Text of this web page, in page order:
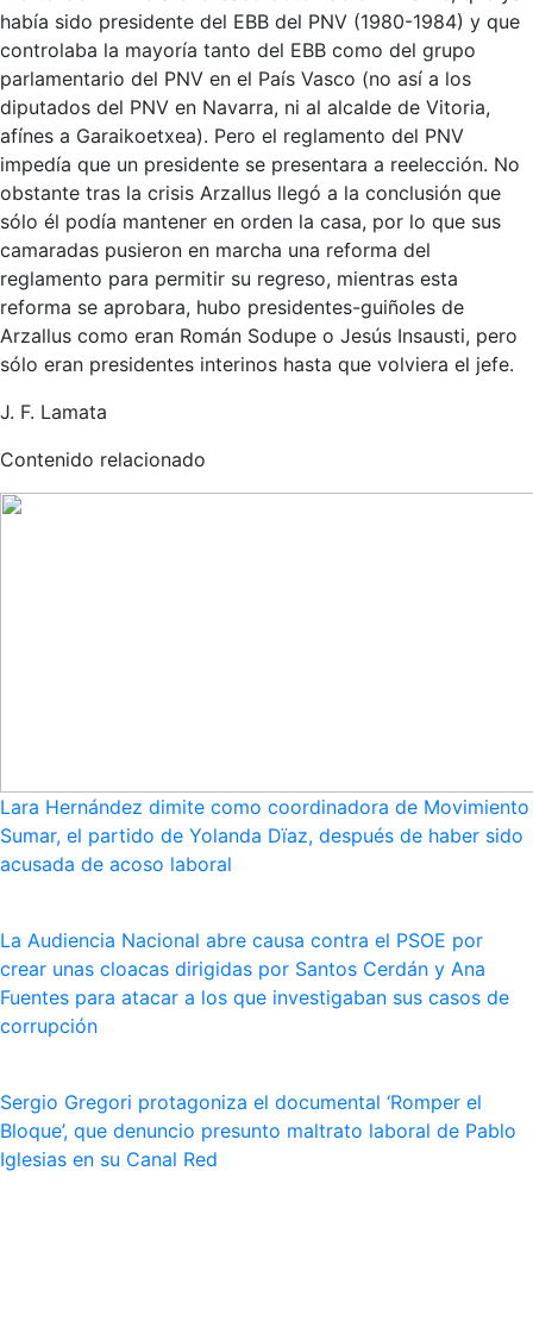
había sido presidente del EBB del PNV (1980-1984) y que
controlaba la mayoría tanto del EBB como del grupo
parlamentario del PNV en el País Vasco (no así a los
diputados del PNV en Navarra, ni al alcalde de Vitoria,
afínes a Garaikoetxea). Pero el reglamento del PNV
impedía que un presidente se presentara a reelección. No
obstante tras la crisis Arzallus llegó a la conclusión que
sólo él podía mantener en orden la casa, por lo que sus
camaradas pusieron en marcha una reforma del
reglamento para permitir su regreso, mientras esta
reforma se aprobara, hubo presidentes-guiñoles de
Arzallus como eran Román Sodupe o Jesús Insausti, pero
sólo eran presidentes interinos hasta que volviera el jefe.
J. F. Lamata
Contenido relacionado
Lara Hernández dimite como coordinadora de Movimiento
Sumar, el partido de Yolanda Dïaz, después de haber sido
acusada de acoso laboral
La Audiencia Nacional abre causa contra el PSOE por
crear unas cloacas dirigidas por Santos Cerdán y Ana
Fuentes para atacar a los que investigaban sus casos de
corrupción
Sergio Gregori protagoniza el documental ‘Romper el
Bloque’, que denuncio presunto maltrato laboral de Pablo
Iglesias en su Canal Red